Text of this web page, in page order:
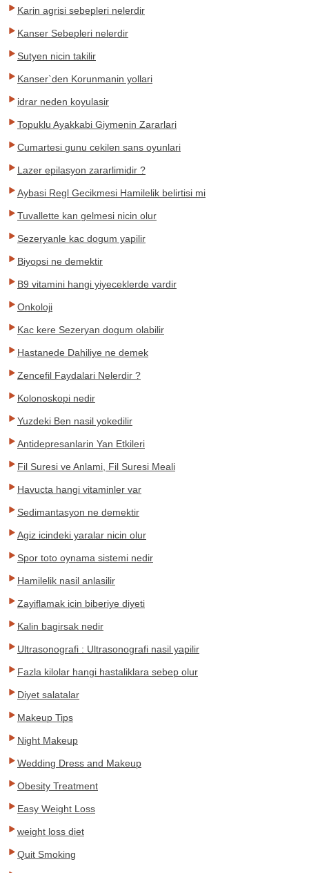
Karin agrisi sebepleri nelerdir
Kanser Sebepleri nelerdir
Sutyen nicin takilir
Kanser`den Korunmanin yollari
idrar neden koyulasir
Topuklu Ayakkabi Giymenin Zararlari
Cumartesi gunu cekilen sans oyunlari
Lazer epilasyon zararlimidir ?
Aybasi Regl Gecikmesi Hamilelik belirtisi mi
Tuvallette kan gelmesi nicin olur
Sezeryanle kac dogum yapilir
Biyopsi ne demektir
B9 vitamini hangi yiyeceklerde vardir
Onkoloji
Kac kere Sezeryan dogum olabilir
Hastanede Dahiliye ne demek
Zencefil Faydalari Nelerdir ?
Kolonoskopi nedir
Yuzdeki Ben nasil yokedilir
Antidepresanlarin Yan Etkileri
Fil Suresi ve Anlami, Fil Suresi Meali
Havucta hangi vitaminler var
Sedimantasyon ne demektir
Agiz icindeki yaralar nicin olur
Spor toto oynama sistemi nedir
Hamilelik nasil anlasilir
Zayiflamak icin biberiye diyeti
Kalin bagirsak nedir
Ultrasonografi : Ultrasonografi nasil yapilir
Fazla kilolar hangi hastaliklara sebep olur
Diyet salatalar
Makeup Tips
Night Makeup
Wedding Dress and Makeup
Obesity Treatment
Easy Weight Loss
weight loss diet
Quit Smoking